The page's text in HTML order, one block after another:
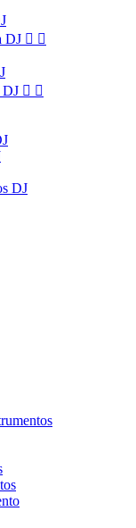
DJ  
DJ  
DJ